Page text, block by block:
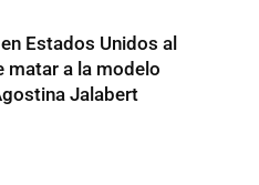
Estados Unidos al
matar a la modelo
Jalabert